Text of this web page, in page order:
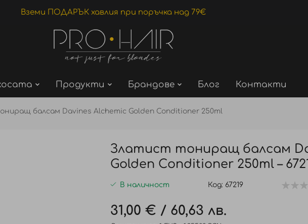
Вземи ПОДАРЪК хавлия при поръчка над 79€
Продукти Брандове Блог Контакти
балсам Davines Alchemic Golden Conditioner 250ml
Златист тониращ балсам
Golden Conditioner 250ml –
В наличност Код 67219
31,00 € / 60,63 лв.